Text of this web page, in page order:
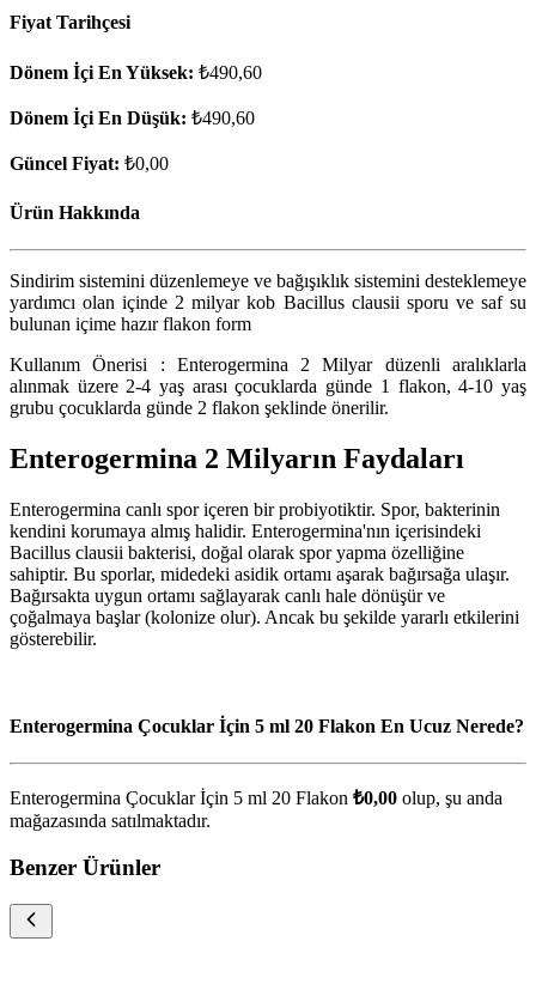
Fiyat Tarihçesi
Dönem İçi En Yüksek: ₺490,60
Dönem İçi En Düşük: ₺490,60
Güncel Fiyat: ₺0,00
Ürün Hakkında
Sindirim sistemini düzenlemeye ve bağışıklık sistemini desteklemeye
yardımcı olan içinde 2 milyar kob Bacillus clausii sporu ve saf su
bulunan içime hazır flakon form
Kullanım Önerisi : Enterogermina 2 Milyar düzenli aralıklarla
alınmak üzere 2-4 yaş arası çocuklarda günde 1 flakon, 4-10 yaş
grubu çocuklarda günde 2 flakon şeklinde önerilir.
Enterogermina 2 Milyarın Faydaları
Enterogermina canlı spor içeren bir probiyotiktir. Spor, bakterinin
kendini korumaya almış halidir. Enterogermina'nın içerisindeki
Bacillus clausii bakterisi, doğal olarak spor yapma özelliğine
sahiptir. Bu sporlar, midedeki asidik ortamı aşarak bağırsağa ulaşır.
Bağırsakta uygun ortamı sağlayarak canlı hale dönüşür ve
çoğalmaya başlar (kolonize olur). Ancak bu şekilde yararlı etkilerini
gösterebilir.
Enterogermina Çocuklar İçin 5 ml 20 Flakon En Ucuz Nerede?
Enterogermina Çocuklar İçin 5 ml 20 Flakon ₺0,00 olup, şu anda
mağazasında satılmaktadır.
Benzer Ürünler